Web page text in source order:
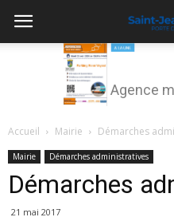
Agence
Accueil Mairie Démarches
Mairie Démarches administratives
Démarches
21 mai 2017